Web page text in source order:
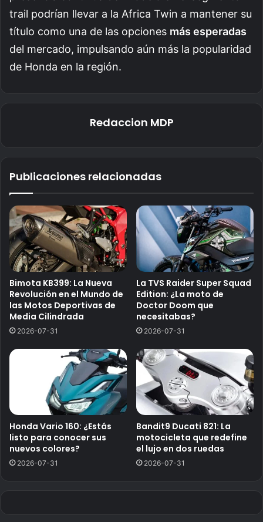
trail podrían llevar a la Africa Twin a mantener su
título como una de las opciones más esperadas
del mercado, impulsando aún más la popularidad
de Honda en la región.
Redaccion MDP
Publicaciones relacionadas
Bimota KB399: La Nueva
Revolución en el Mundo de
las Motos Deportivas de
Media Cilindrada
2026-07-31
La TVS Raider Super Squad
Edition: ¿La moto de
Doctor Doom que
necesitabas?
2026-07-31
Honda Vario 160: ¿Estás
listo para conocer sus
nuevos colores?
2026-07-31
Bandit9 Ducati 821: La
motocicleta que redefine
el lujo en dos ruedas
2026-07-31